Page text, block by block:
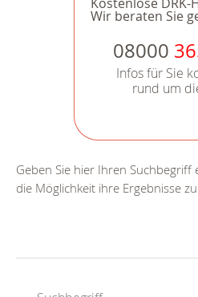
Wir beraten Sie
08000
Infos für Sie
rund um
Geben Sie hier Ihren Suchbegriff
die Möglichkeit ihre Ergebnisse